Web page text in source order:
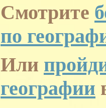
Смотрите
по
Или
географии